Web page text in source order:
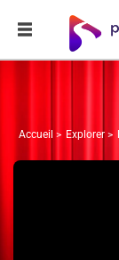
Accueil Explorer